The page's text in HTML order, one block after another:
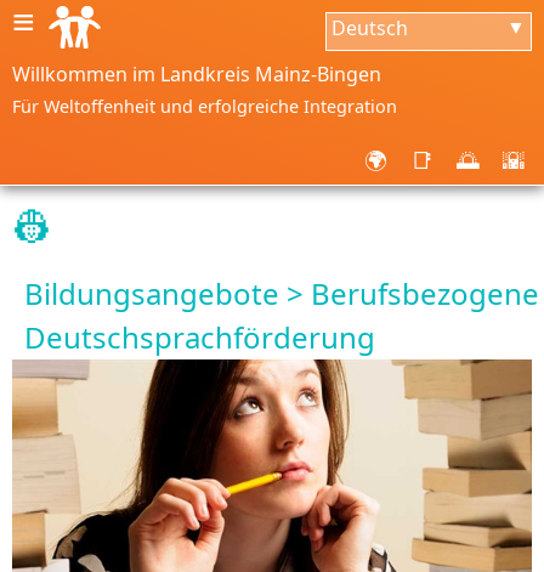
≡ Deutsch ▼
Willkommen im Landkreis Mainz-Bingen
Für Weltoffenheit und erfolgreiche Integration
🌍 📑 🌅 🌇
👷
Bildungsangebote > Berufsbezogene
Deutschsprachförderung